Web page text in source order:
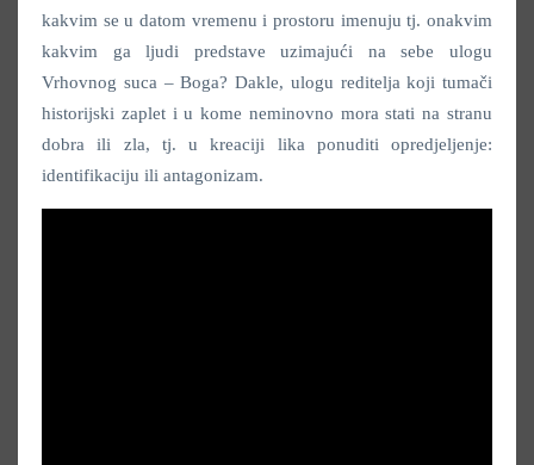
kakvim se u datom vremenu i prostoru imenuju tj. onakvim
kakvim ga ljudi predstave uzimajući na sebe ulogu
Vrhovnog suca – Boga? Dakle, ulogu reditelja koji tumači
historijski zaplet i u kome neminovno mora stati na stranu
dobra ili zla, tj. u kreaciji lika ponuditi opredjeljenje:
identifikaciju ili antagonizam.